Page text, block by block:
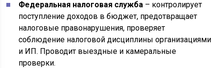
Федеральная налоговая служба – контролирует
поступление доходов в бюджет, предотвращает
налоговые правонарушения, проверяет
соблюдение налоговой дисциплины организациями
и ИП. Проводит выездные и камеральные
проверки.